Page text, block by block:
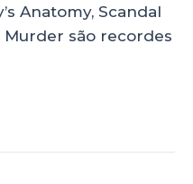
Anatomy, Scandal
Murder são recordes